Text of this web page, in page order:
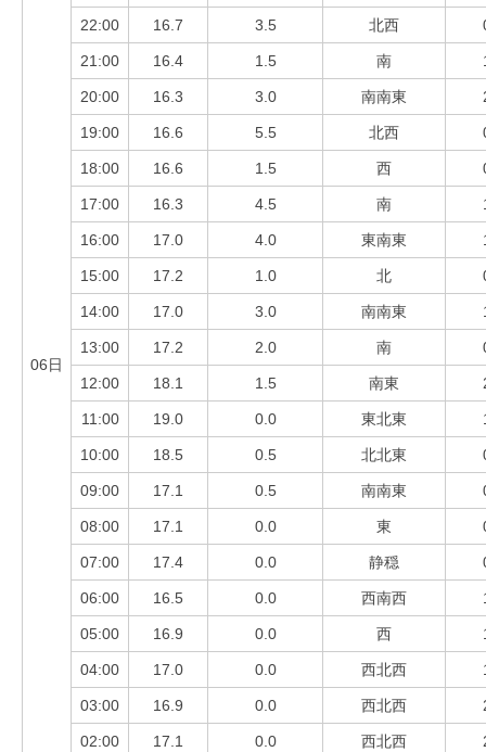
06日
22:00 16.7 3.5 北西
21:00 16.4 1.5 南
20:00 16.3 3.0 南南東
19:00 16.6 5.5 北西
18:00 16.6 1.5 西
17:00 16.3 4.5 南
16:00 17.0 4.0 東南東
15:00 17.2 1.0 北
14:00 17.0 3.0 南南東
13:00 17.2 2.0 南
12:00 18.1 1.5 南東
11:00 19.0 0.0 東北東
10:00 18.5 0.5 北北東
09:00 17.1 0.5 南南東
08:00 17.1 0.0 東
07:00 17.4 0.0 静穏
06:00 16.5 0.0 西南西
05:00 16.9 0.0 西
04:00 17.0 0.0 西北西
03:00 16.9 0.0 西北西
02:00 17.1 0.0 西北西